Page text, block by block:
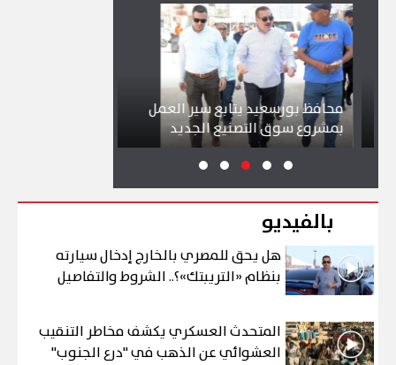
محافظ بورسعيد يتابع سير العمل
بمشروع سوق التصنيع الجديد
بالفيديو
هل يحق للمصري بالخارج إدخال سيارته
بنظام «التريبتك»؟.. الشروط والتفاصيل
المتحدث العسكري يكشف مخاطر التنقيب
العشوائي عن الذهب في "درع الجنوب"